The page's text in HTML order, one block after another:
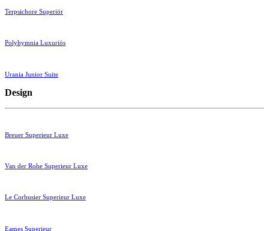
Terpsichore Superiör
Polyhymnia Luxuriös
Urania Junior Suite
Design
Breuer Superieur Luxe
Van der Rohe Superieur Luxe
Le Corbusier Superieur Luxe
Eames Superieur